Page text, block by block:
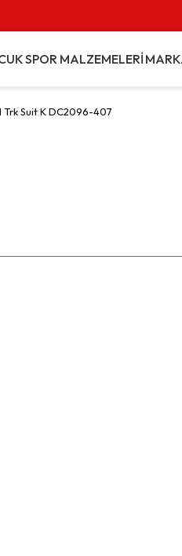
SPOR MALZEMELERİ
Trk Suit K DC2096-407